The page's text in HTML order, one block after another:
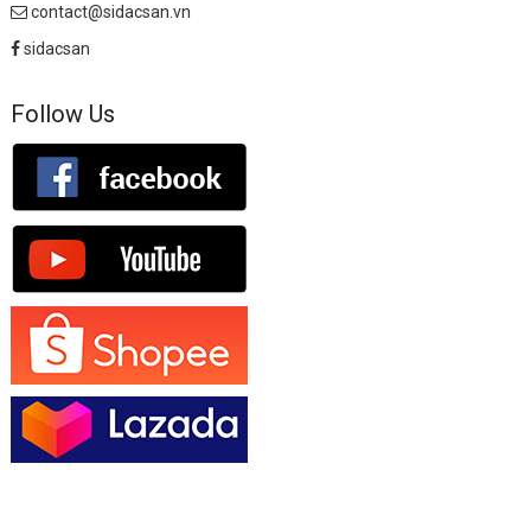
contact@sidacsan.vn
sidacsan
Follow Us